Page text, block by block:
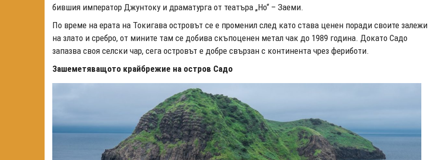
бившия император Джунтоку и драматурга от театъра „Но“ – Заеми.
По време на ерата на Токигава островът се е променил след като става ценен поради своите залежи
на злато и сребро, от мините там се добива скъпоценен метал чак до 1989 година. Докато Садо
запазва своя селски чар, сега островът е добре свързан с континента чрез фериботи.
Зашеметяващото крайбрежие на остров Садо